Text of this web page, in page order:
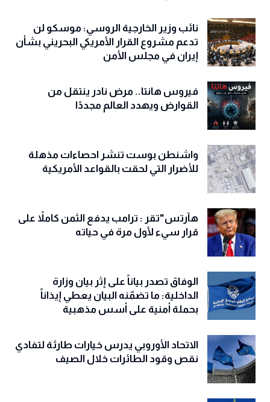
نائب وزير الخارجية الروسي: موسكو لن
تدعم مشروع القرار الأمريكي البحريني بشأن
إيران في مجلس الأمن
فيروس هانتا.. مرض نادر ينتقل من
القوارض ويهدد العالم مجددًا
واشنطن بوست تنشر احصاءات مذهلة
للأضرار التي لحقت بالقواعد الأمريكية
هآرتس"تقر : ترامب يدفع الثمن كاملاً على
قرار سيء لأول مرة في حياته
الوفاق تصدر بياناً على إثر بيان وزارة
الداخلية: ما تضمّنه البيان يعطي إيذاناً
بحملة أمنية على أسس مذهبية
الاتحاد الأوروبي يدرس خيارات طارئة لتفادي
نقص وقود الطائرات خلال الصيف